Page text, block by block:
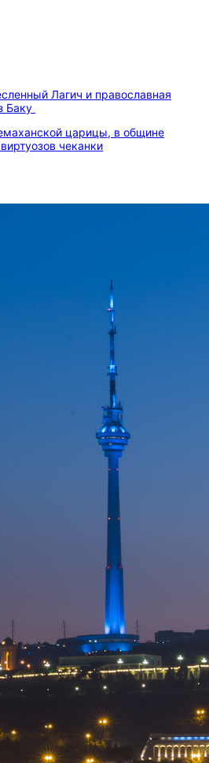
Лагич и православная
Баку
царицы, в общине
чеканки